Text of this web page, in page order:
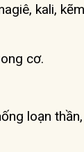
kali,
cơ.
loạn